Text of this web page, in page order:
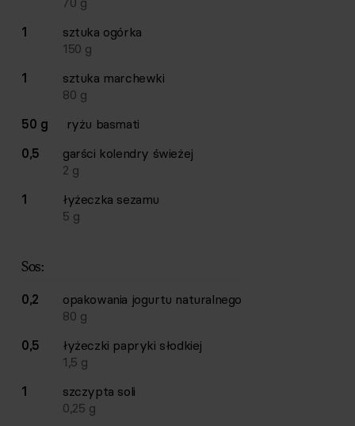
1
sztuka ogórka
150 g
1
sztuka marchewki
80 g
50 g
ryżu basmati
0,5
garści kolendry świeżej
2 g
1
łyżeczka sezamu
5 g
Sos:
0,2 opakowania jogurtu naturalnego
80 g
0,5
łyżeczki papryki słodkiej
1,5 g
1
szczypta soli
0,25 g